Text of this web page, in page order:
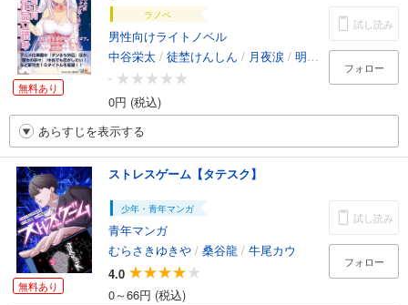
無料あり
ラノベ
男性向けライトノベル
中谷栄太 / 徒埜けんしん / 月夜涙 / 明月千里 /大森藤ノ
-
0円 (税込)
試し読み
フォロー
あらすじを表示する
無料あり
ストレスゲーム【タテスク】
少年・青年マンガ
青年マンガ
むらさきゆきや / 桑谷龍 / 牛尾カウ
4.0
0～66円 (税込)
試し読み
フォロー